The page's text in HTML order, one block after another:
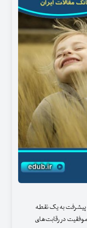
پیشرفت به یک نقطه
موفقیت در رقابت‌های